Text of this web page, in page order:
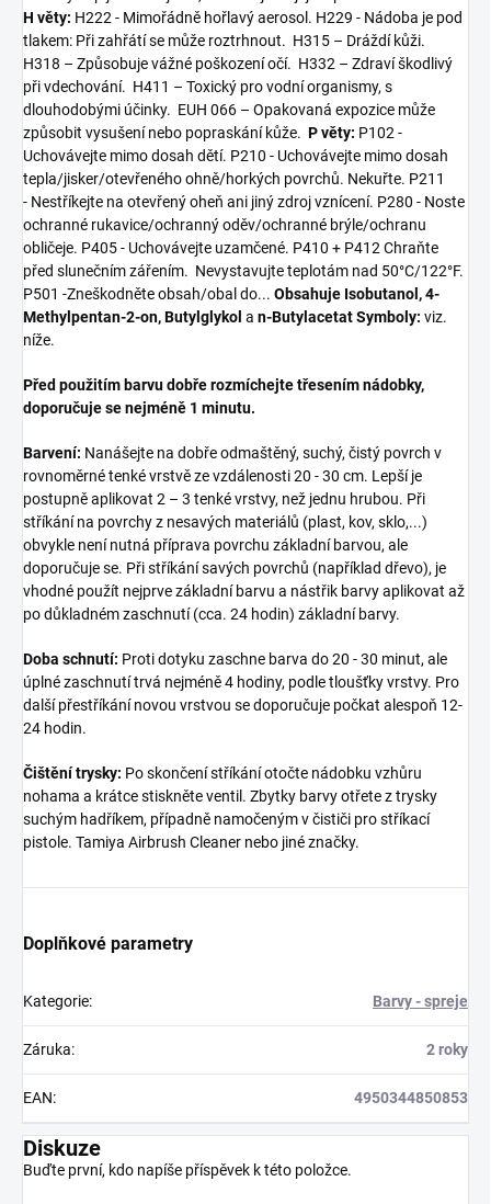
H věty: H222 - Mimořádně hořlavý aerosol. H229 - Nádoba je pod
tlakem: Při zahřátí se může roztrhnout. H315 – Dráždí kůži.
H318 – Způsobuje vážné poškození očí. H332 – Zdraví škodlivý
při vdechování. H411 – Toxický pro vodní organismy, s
dlouhodobými účinky. EUH 066 – Opakovaná expozice může
způsobit vysušení nebo popraskání kůže. P věty: P102 -
Uchovávejte mimo dosah dětí. P210 - Uchovávejte mimo dosah
tepla/jisker/otevřeného ohně/horkých povrchů. Nekuřte. P211
- Nestříkejte na otevřený oheň ani jiný zdroj vznícení. P280 - Noste
ochranné rukavice/ochranný oděv/ochranné brýle/ochranu
obličeje. P405 - Uchovávejte uzamčené. P410 + P412 Chraňte
před slunečním zářením. Nevystavujte teplotám nad 50°C/122°F.
P501 -Zneškodněte obsah/obal do... Obsahuje Isobutanol, 4-
Methylpentan-2-on, Butylglykol a n-ButylacetatSymboly: viz.
níže.
Před použitím barvu dobře rozmíchejte třesením nádobky,
doporučuje se nejméně 1 minutu.
Barvení: Nanášejte na dobře odmaštěný, suchý, čistý povrch v
rovnoměrné tenké vrstvě ze vzdálenosti 20 - 30 cm. Lepší je
postupně aplikovat 2 – 3 tenké vrstvy, než jednu hrubou. Při
stříkání na povrchy z nesavých materiálů (plast, kov, sklo,...)
obvykle není nutná příprava povrchu základní barvou, ale
doporučuje se. Při stříkání savých povrchů (například dřevo), je
vhodné použít nejprve základní barvu a nástřik barvy aplikovat až
po důkladném zaschnutí (cca. 24 hodin) základní barvy.
Doba schnutí: Proti dotyku zaschne barva do 20 - 30 minut, ale
úplné zaschnutí trvá nejméně 4 hodiny, podle tloušťky vrstvy. Pro
další přestříkání novou vrstvou se doporučuje počkat alespoň 12-
24 hodin.
Čištění trysky: Po skončení stříkání otočte nádobku vzhůru
nohama a krátce stiskněte ventil. Zbytky barvy otřete z trysky
suchým hadříkem, případně namočeným v čističi pro stříkací
pistole. Tamiya Airbrush Cleaner nebo jiné značky.
Doplňkové parametry
Kategorie: Barvy - spreje
Záruka: 2 roky
EAN: 4950344850853
Diskuze
Buďte první, kdo napíše příspěvek k této položce.